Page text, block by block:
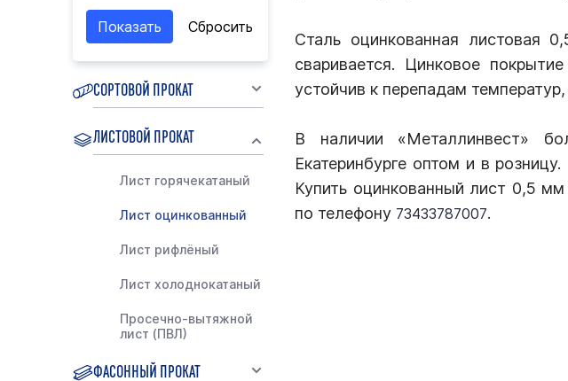
СОРТОВОЙ ПРОКАТ
ЛИСТОВОЙ ПРОКАТ
Лист горячекатаный
Лист оцинкованный
Лист рифлёный
Лист холоднокатаный
Просечно-вытяжной
лист (ПВЛ)
ФАСОННЫЙ ПРОКАТ
Сталь оцинкованная листовая
сваривается. Цинковое
устойчив к перепадам
В наличии «Металлинвест»
Екатеринбурге оптом и в
Купить оцинкованный лист 0,5
по телефону 73433787007.